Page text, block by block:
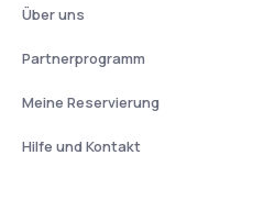
Über uns
Partnerprogramm
Meine Reservierung
Hilfe und Kontakt